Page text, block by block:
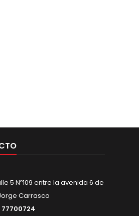
5 Nº109 entre la avenida 6 de
Carrasco
77700724